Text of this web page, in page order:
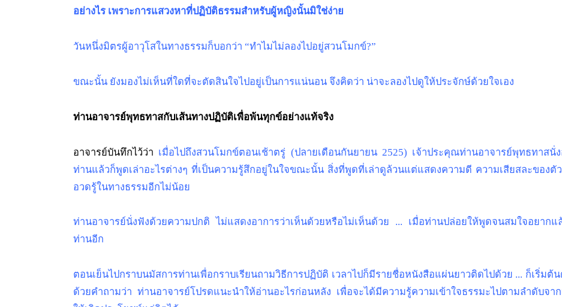
อย่างไร เพราะการแสวงหาที่ปฏิบัติธรรมสำหรับผู้หญิงนั้นมิใช่ง่าย
วันหนึ่งมิตรผู้อาวุโสในทางธรรมก็บอกว่า “ทำไมไม่ลองไปอยู่สวนโมกข์?”
ขณะนั้น ยังมองไม่เห็นที่ใดที่จะตัดสินใจไปอยู่เป็นการแน่นอน จึงคิดว่า น่าจะลองไปดูให้ประจักษ์ด้วยใจเอง
ท่านอาจารย์พุทธทาสกับเส้นทางปฏิบัติเพื่อพ้นทุกข์อย่างแท้จริง
อาจารย์บันทึกไว้ว่า เมื่อไปถึงสวนโมกข์ตอนเช้าตรู่ (ปลายเดือนกันยายน 2525) เจ้าประคุณท่านอาจารย์พุทธทาส
ท่านแล้วก็พูดเล่าอะไรต่างๆ ที่เป็นความรู้สึกอยู่ในใจขณะนั้น สิ่งที่พูดที่เล่าดูล้วนแต่แสดงความดี ความเสียสละของตั
อวดรู้ในทางธรรมอีกไม่น้อย
ท่านอาจารย์นั่งฟังด้วยความปกติ ไม่แสดงอาการว่าเห็นด้วยหรือไม่เห็นด้วย ... เมื่อท่านปล่อยให้พูดจนสมใจอยาก
ท่านอีก
ตอนเย็นไปกราบนมัสการท่านเพื่อกราบเรียนถามวิธีการปฏิบัติ เวลาไปก็มีรายชื่อหนังสือแผ่นยาวติดไปด้วย ... ก็เริ่ม
ด้วยคำถามว่า ท่านอาจารย์โปรดแนะนำให้อ่านอะไรก่อนหลัง เพื่อจะได้มีความรู้ความเข้าใจธรรมะไปตามลำดับจา